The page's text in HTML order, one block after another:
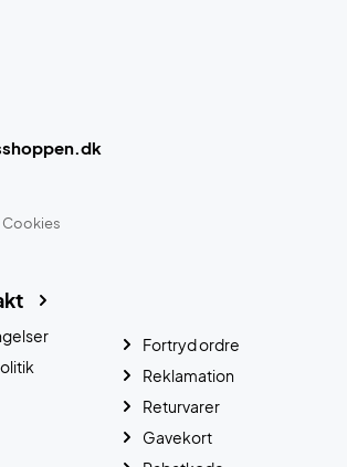
Cookies
Fortryd ordre
Reklamation
Returvarer
Gavekort